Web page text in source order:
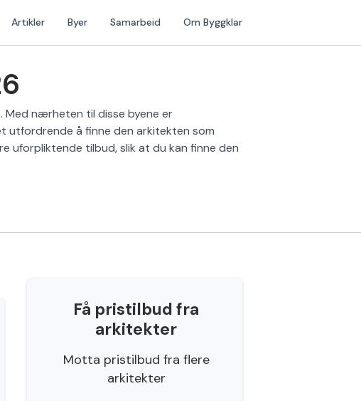
Artikler Byer Samarbeid Om Byggklar
Med nærheten til disse byene er
utfordrende å finne den arkitekten som
uforpliktende tilbud, slik at du kan finne den
Få pristilbud fra
arkitekter
Motta pristilbud fra flere
arkitekter